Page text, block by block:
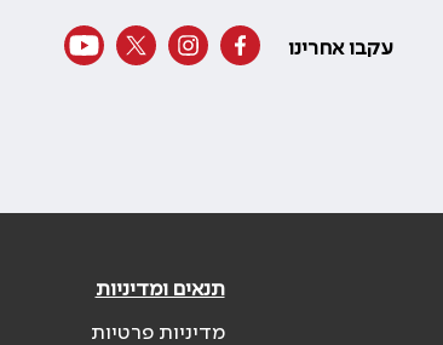
עקבו אחרינו
תנאים ומדיניות
מדיניות פרטיות